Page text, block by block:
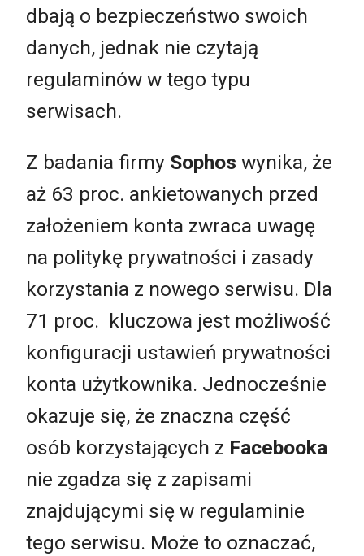
dbają o bezpieczeństwo swoich
danych, jednak nie czytają
regulaminów w tego typu
serwisach.
Z badania firmy Sophos wynika, że
aż 63 proc. ankietowanych przed
założeniem konta zwraca uwagę
na politykę prywatności i zasady
korzystania z nowego serwisu. Dla
71 proc. kluczowa jest możliwość
konfiguracji ustawień prywatności
konta użytkownika. Jednocześnie
okazuje się, że znaczna część
osób korzystających z Facebooka
nie zgadza się z zapisami
znajdującymi się w regulaminie
tego serwisu. Może to oznaczać,